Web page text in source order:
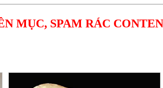
MỤC, SPAM RÁC